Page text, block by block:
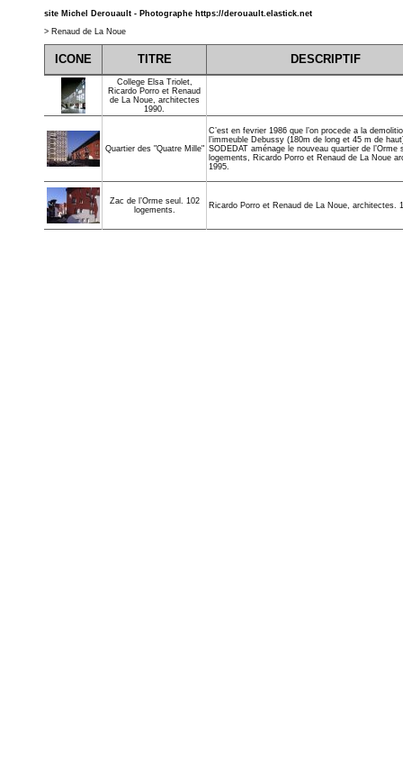
site Michel Derouault - Photographe https://derouault.elastick.net
> Renaud de La Noue
ICONE TITRE DESCRIPTIF
College Elsa Triolet,
Ricardo Porro et Renaud
de La Noue, architectes
1990.
Quartier des "Quatre Mille"
C’est en fevrier 1986 que l’on procede a la
l’immeuble Debussy (180m de long et 45 m de
SODEDAT aménage le nouveau quartier de l’Orme
logements, Ricardo Porro et Renaud de La Noue
1995.
Zac de l’Orme seul. 102
logements.
Ricardo Porro et Renaud de La Noue, architectes.